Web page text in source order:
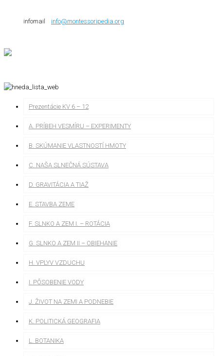
infomail info@montessoripedia.org
Prezentácie KV 6 – 12
A. PRÍBEH VESMÍRU – EXPERIMENTY
B. SKÚMANIE VLASTNOSTÍ HMOTY
C. NAŠA SLNEČNÁ SÚSTAVA
D. GRAVITÁCIA A TIAŽ
E. STAVBA ZEME
F. SLNKO A ZEM I. – ROTÁCIA
G. SLNKO A ZEM II – OBIEHANIE
H. VPLYV VZDUCHU
I. PÔSOBENIE VODY
J. ŽIVOT NA ZEMI A PODNEBIE
K. POLITICKÁ GEOGRAFIA
L. BOTANIKA